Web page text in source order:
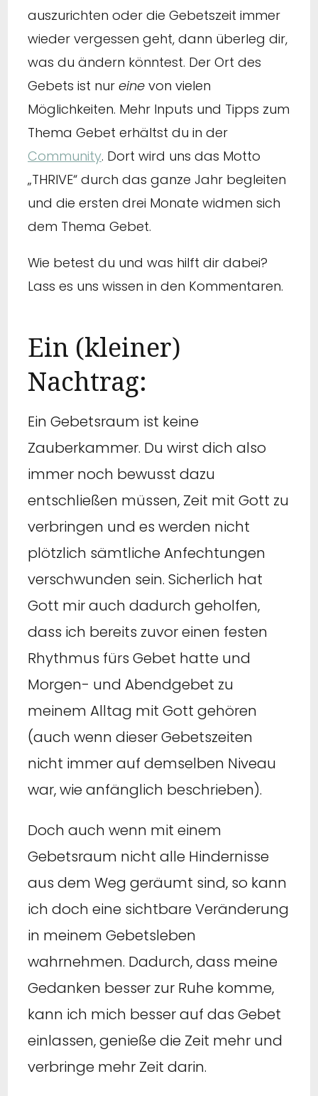
auszurichten oder die Gebetszeit immer
wieder vergessen geht, dann überleg dir,
was du ändern könntest. Der Ort des
Gebets ist nur eine von vielen
Möglichkeiten. Mehr Inputs und Tipps zum
Thema Gebet erhältst du in der
Community. Dort wird uns das Motto
„THRIVE“ durch das ganze Jahr begleiten
und die ersten drei Monate widmen sich
dem Thema Gebet.
Wie betest du und was hilft dir dabei?
Lass es uns wissen in den Kommentaren.
Ein (kleiner)
Nachtrag:
Ein Gebetsraum ist keine
Zauberkammer. Du wirst dich also
immer noch bewusst dazu
entschließen müssen, Zeit mit Gott zu
verbringen und es werden nicht
plötzlich sämtliche Anfechtungen
verschwunden sein. Sicherlich hat
Gott mir auch dadurch geholfen,
dass ich bereits zuvor einen festen
Rhythmus fürs Gebet hatte und
Morgen- und Abendgebet zu
meinem Alltag mit Gott gehören
(auch wenn dieser Gebetszeiten
nicht immer auf demselben Niveau
war, wie anfänglich beschrieben).
Doch auch wenn mit einem
Gebetsraum nicht alle Hindernisse
aus dem Weg geräumt sind, so kann
ich doch eine sichtbare Veränderung
in meinem Gebetsleben
wahrnehmen. Dadurch, dass meine
Gedanken besser zur Ruhe komme,
kann ich mich besser auf das Gebet
einlassen, genieße die Zeit mehr und
verbringe mehr Zeit darin.